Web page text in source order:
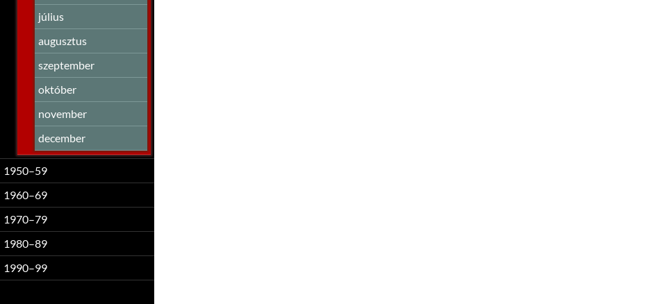
július
augusztus
szeptember
október
november
december
1950–59
1960–69
1970–79
1980–89
1990–99